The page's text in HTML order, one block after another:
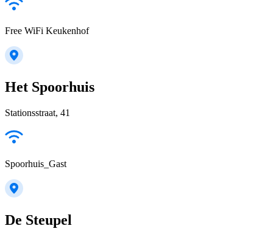
Free WiFi Keukenhof
Het Spoorhuis
Stationsstraat, 41
Spoorhuis_Gast
De Steupel